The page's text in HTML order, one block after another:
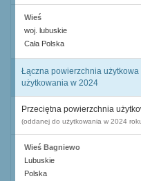
Wieś
woj. lubuskie
Cała Polska
Łączna powierzchnia
użytkowania w 2024
Przeciętna powierzchnia
(oddanej do użytkowania w 2024
Wieś Bagniewo
Lubuskie
Polska